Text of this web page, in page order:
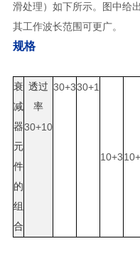
滑处理）如下所示。图中给
其工作波长范围可更广。
规格
衰
减
器
元
件
的
组
合
透过
率
30+10
30+330+1
10+3